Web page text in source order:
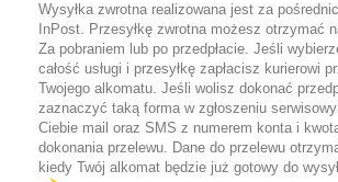
Wysyłka zwrotna realizowana jest za
InPost. Przesyłkę zwrotna możesz otrzymać
Za pobraniem lub po przedpłacie. Jeśli
całość usługi i przesyłkę zapłacisz kurierowi
Twojego alkomatu. Jeśli wolisz dokonać
zaznaczyć taką forma w zgłoszeniu
Ciebie mail oraz SMS z numerem konta i
dokonania przelewu. Dane do przelewu
kiedy Twój alkomat będzie już gotowy do